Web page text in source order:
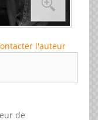
l'auteur
de